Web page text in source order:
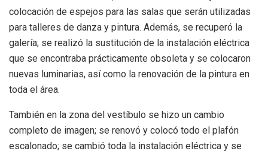
colocación de espejos para las salas que serán utilizadas
para talleres de danza y pintura. Además, se recuperó la
galería; se realizó la sustitución de la instalación eléctrica
que se encontraba prácticamente obsoleta y se colocaron
nuevas luminarias, así como la renovación de la pintura en
toda el área.
También en la zona del vestíbulo se hizo un cambio
completo de imagen; se renovó y colocó todo el plafón
escalonado; se cambió toda la instalación eléctrica y se